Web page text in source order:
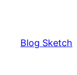
content
Blog Sketch